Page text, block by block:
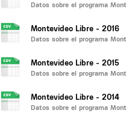
Datos sobre el programa
Montevideo Libre - 2016
Datos sobre el programa
Montevideo Libre - 2015
Datos sobre el programa
Montevideo Libre - 2014
Datos sobre el programa